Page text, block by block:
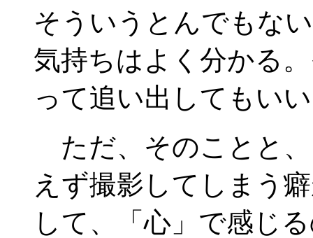
そういうとんでもな
気持ちはよく分かる
って追い出してもい
ただ、そのことと
えず撮影してしまう
して、「心」で感じ